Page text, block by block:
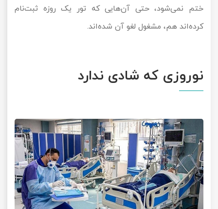
ختم نمی‌شود، حتی آن‌هایی که تور یک روزه ثبت‌نام
کرده‌اند هم، مشغول لغو آن شده‌اند.
نوروزی که شادی ندارد